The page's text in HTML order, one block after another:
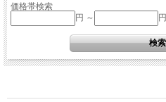
価格帯検索
円 ～
円